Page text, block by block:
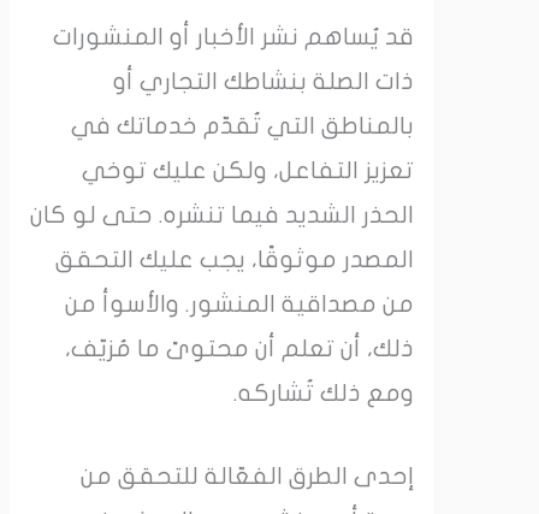
قد يُساهم نشر الأخبار أو المنشورات
ذات الصلة بنشاطك التجاري أو
بالمناطق التي تُقدّم خدماتك في
تعزيز التفاعل، ولكن عليك توخي
الحذر الشديد فيما تنشره. حتى لو كان
المصدر موثوقًا، يجب عليك التحقق
من مصداقية المنشور. والأسوأ من
ذلك، أن تعلم أن محتوىً ما مُزيّف،
ومع ذلك تُشاركه.
إحدى الطرق الفعّالة للتحقق من